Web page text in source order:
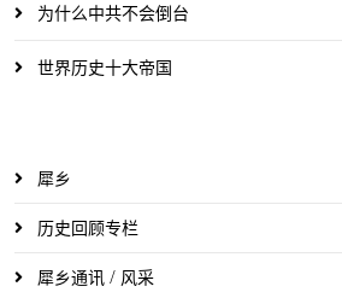
为什么中共不会倒台
世界历史十大帝国
犀乡
历史回顾专栏
犀乡通讯 / 风采